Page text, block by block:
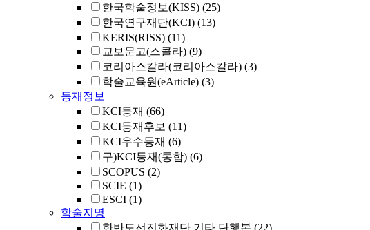
한국학술정보(KISS) (25)
한국연구재단(KCI) (13)
KERIS(RISS) (11)
교보문고(스콜라) (9)
코리아스칼라(코리아스칼라) (3)
학술교육원(eArticle) (3)
등재정보
KCI등재 (66)
KCI등재후보 (11)
KCI우수등재 (6)
구)KCI등재(통합) (6)
SCOPUS (2)
SCIE (1)
ESCI (1)
학술지명
한반도선진화재단 기타 단행본 (22)